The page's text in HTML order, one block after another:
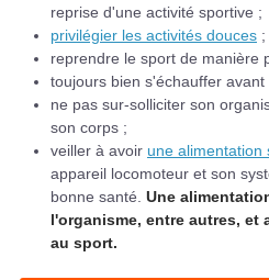
reprise d'une activité sportive ;
privilégier les activités douces ;
reprendre le sport de manière
toujours bien s'échauffer avant
ne pas sur-solliciter son
son corps ;
veiller à avoir une alimentation
appareil locomoteur et son
bonne santé. Une
l'organisme, entre autres, et
au sport.